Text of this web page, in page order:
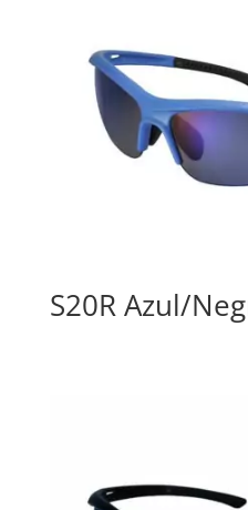
S20R Azul/